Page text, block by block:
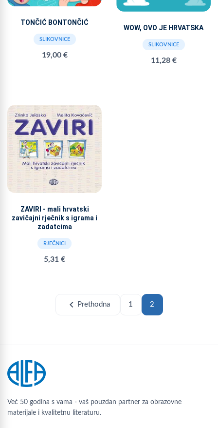
TONČIĆ BONTONČIĆ
SLIKOVNICE
19,00 €
WOW, OVO JE HRVATSKA
SLIKOVNICE
11,28 €
ZAVIRI - mali hrvatski
zavičajni rječnik s igrama i
zadatcima
RJEČNICI
5,31 €
chevron_left Prethodna 1 2
Već 50 godina s vama - vaš pouzdan partner za obrazovne
materijale i kvalitetnu literaturu.